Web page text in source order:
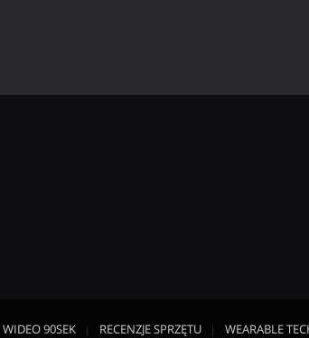
WIDEO 90SEK RECENZJE SPRZĘTU WEARABLE